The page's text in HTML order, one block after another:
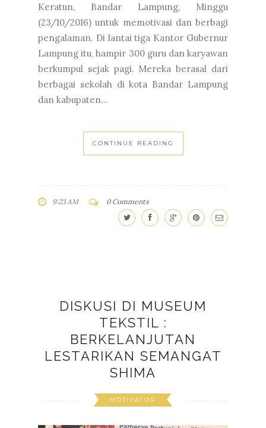
Keratun, Bandar Lampung, Minggu
(23/10/2016) untuk memotivasi dan berbagi
pengalaman. Di lantai tiga Kantor Gubernur
Lampung itu, hampir 300 guru dan karyawan
berkumpul sejak pagi. Mereka berasal dari
berbagai sekolah di kota Bandar Lampung
dan kabupaten...
CONTINUE READING
9:23 AM 0 Comments
DISKUSI DI MUSEUM
TEKSTIL :
BERKELANJUTAN
LESTARIKAN SEMANGAT
SHIMA
MOTIVATOR